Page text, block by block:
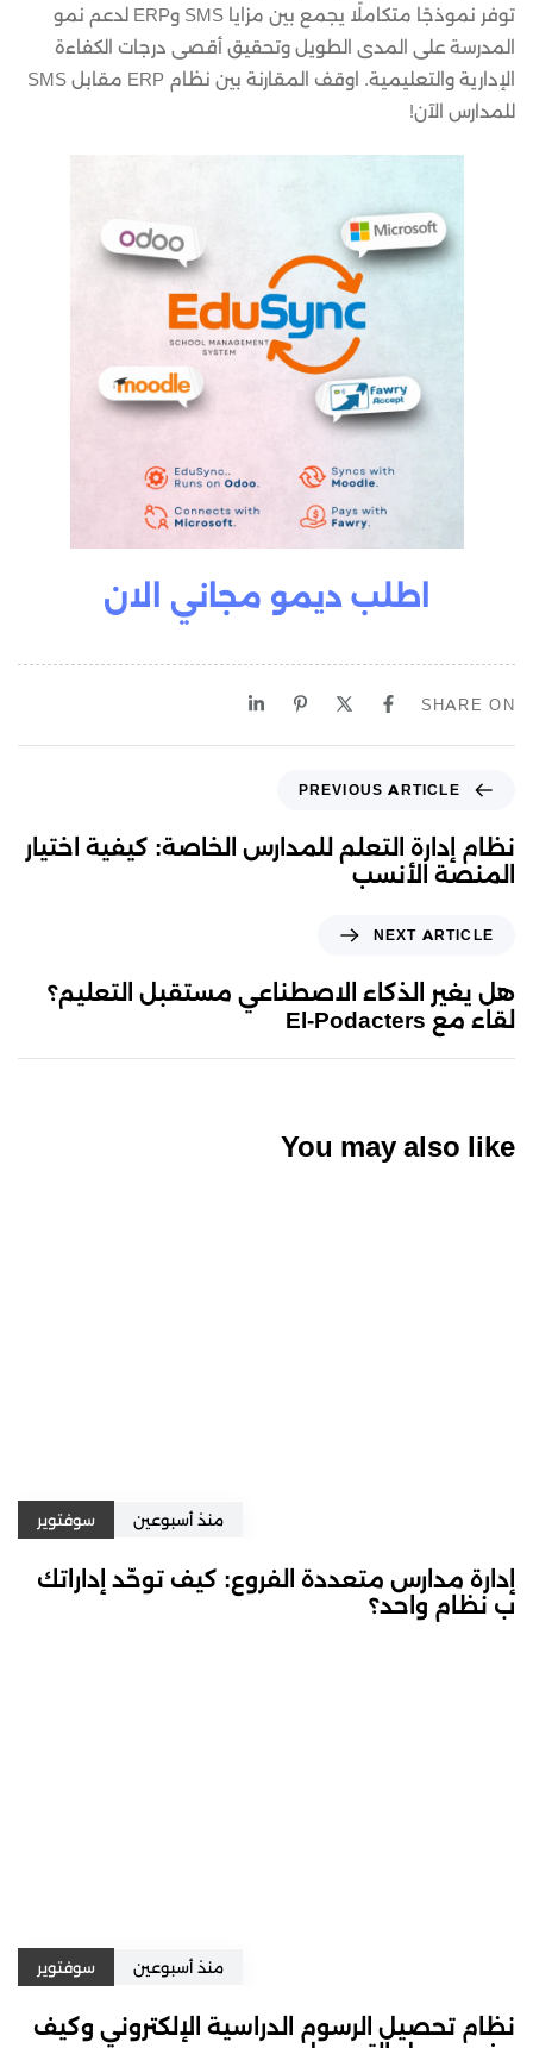
توفر نموذجًا متكاملًا يجمع بين مزايا SMS وERP لدعم نمو
المدرسة على المدى الطويل وتحقيق أقصى درجات الكفاءة
الإدارية والتعليمية. اوقف المقارنة بين نظام ERP مقابل SMS
للمدارس الآن!
اطلب ديمو مجاني الان
SHARE ON
PREVIOUS ARTICLE
نظام إدارة التعلم للمدارس الخاصة: كيفية اختيار
المنصة الأنسب
NEXT ARTICLE
هل يغير الذكاء الاصطناعي مستقبل التعليم؟
لقاء مع El-Podacters
You may also like
منذ أسبوعين سوفتوير
إدارة مدارس متعددة الفروع: كيف توحّد إداراتك
ب نظام واحد؟
منذ أسبوعين سوفتوير
نظام تحصيل الرسوم الدراسية الإلكتروني وكيف